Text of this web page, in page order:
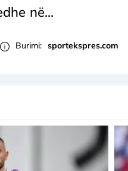
në...
Burimi: sportekspres.com